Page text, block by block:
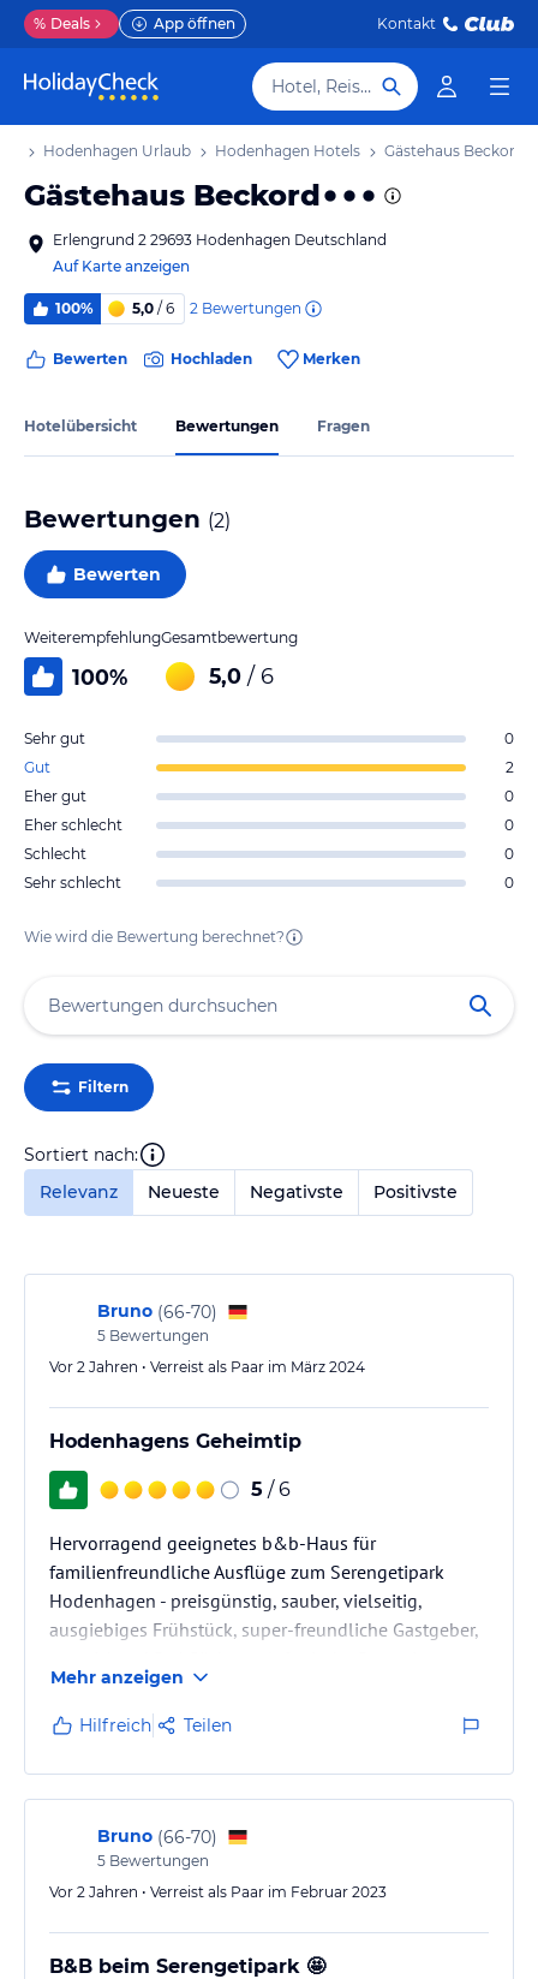
% Deals App öffnen Kontakt
Hotel, Reiseziel
Hodenhagen Urlaub Hodenhagen Hotels Gästehaus Beckord
Gästehaus Beckord
Erlengrund 2 29693 Hodenhagen Deutschland
Auf Karte anzeigen
100% 5,0 / 6 2 Bewertungen
Bewerten Hochladen Merken
Hotelübersicht Bewertungen Fragen
Bewertungen (2)
Bewerten
Weiterempfehlung
100%
Gesamtbewertung
5,0 / 6
Sehr gut
0
Gut
2
Eher gut
0
Eher schlecht
0
Schlecht
0
Sehr schlecht
0
Wie wird die Bewertung berechnet?
Filtern
Sortiert nach:
Relevanz
Neueste Negativste Positivste
Bruno (66-70)
5 Bewertungen
Vor 2 Jahren • Verreist als Paar im März 2024
Hodenhagens Geheimtip
5 / 6
Hervorragend geeignetes b&b-Haus für
familienfreundliche Ausflüge zum Serengetipark
Hodenhagen - preisgünstig, sauber, vielseitig,
ausgiebiges Frühstück, super-freundliche Gastgeber,
dringend erforderlich 🍀💕
Mehr anzeigen
Hilfreich Teilen
Bruno (66-70)
5 Bewertungen
Vor 2 Jahren • Verreist als Paar im Februar 2023
B&B beim Serengetipark 🤩